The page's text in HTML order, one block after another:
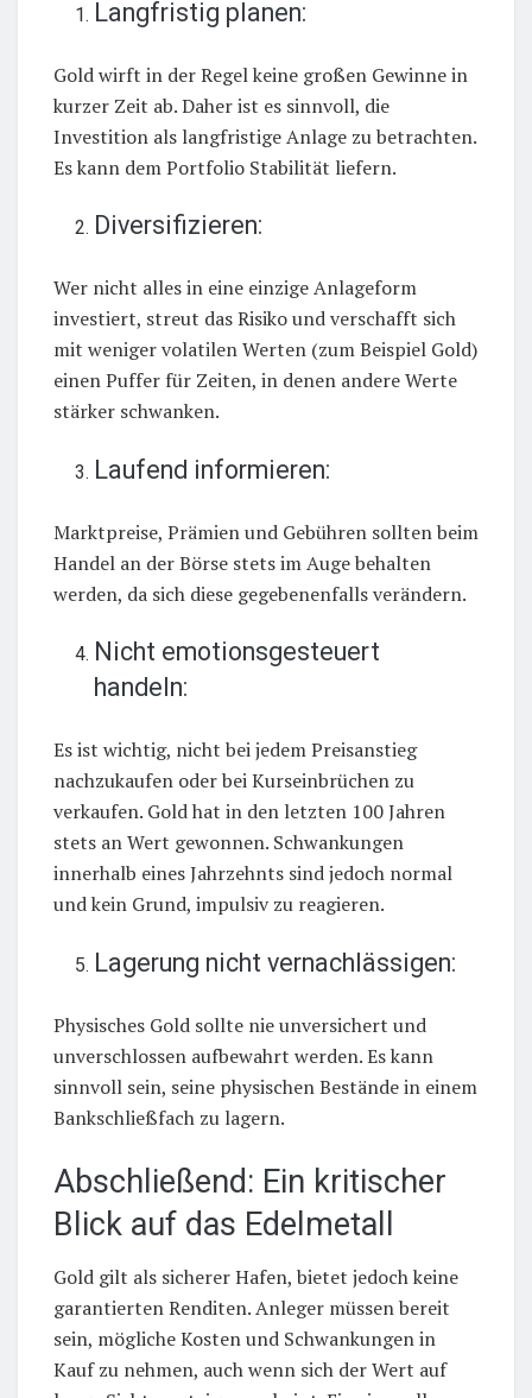
Langfristig planen:
Gold wirft in der Regel keine großen Gewinne in
kurzer Zeit ab. Daher ist es sinnvoll, die
Investition als langfristige Anlage zu betrachten.
Es kann dem Portfolio Stabilität liefern.
Diversifizieren:
Wer nicht alles in eine einzige Anlageform
investiert, streut das Risiko und verschafft sich
mit weniger volatilen Werten (zum Beispiel Gold)
einen Puffer für Zeiten, in denen andere Werte
stärker schwanken.
Laufend informieren:
Marktpreise, Prämien und Gebühren sollten beim
Handel an der Börse stets im Auge behalten
werden, da sich diese gegebenenfalls verändern.
Nicht emotionsgesteuert
handeln:
Es ist wichtig, nicht bei jedem Preisanstieg
nachzukaufen oder bei Kurseinbrüchen zu
verkaufen. Gold hat in den letzten 100 Jahren
stets an Wert gewonnen. Schwankungen
innerhalb eines Jahrzehnts sind jedoch normal
und kein Grund, impulsiv zu reagieren.
Lagerung nicht vernachlässigen:
Physisches Gold sollte nie unversichert und
unverschlossen aufbewahrt werden. Es kann
sinnvoll sein, seine physischen Bestände in einem
Bankschließfach zu lagern.
Abschließend: Ein kritischer
Blick auf das Edelmetall
Gold gilt als sicherer Hafen, bietet jedoch keine
garantierten Renditen. Anleger müssen bereit
sein, mögliche Kosten und Schwankungen in
Kauf zu nehmen, auch wenn sich der Wert auf